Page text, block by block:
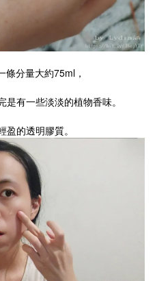
條分量大約75ml，
有一些淡淡的植物香味。
的透明膠質。